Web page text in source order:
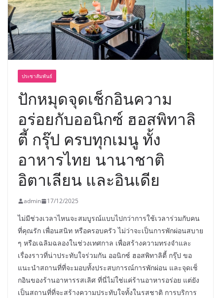
ประชาสัมพันธ์
ปักหมุดจุดเช็กอินความ
อร่อยกับออนิกซ์ ฮอสพิทาลิ
ตี้ กรุ๊ป ครบทุกเมนู ทั้ง
อาหารไทย นานาชาติ
อิตาเลียน และอินเดีย
admin 17/12/2025
ไม่มีช่วงเวลาไหนจะสมบูรณ์แบบไปกว่าการใช้เวลาร่วมกับคน
ที่คุณรัก เพื่อนสนิท หรือครอบครัว ไม่ว่าจะเป็นการพักผ่อนสบาย
ๆ หรือเฉลิมฉลองในช่วงเทศกาล เพื่อสร้างความทรงจำและ
เรื่องราวที่น่าประทับใจร่วมกัน ออนิกซ์ ฮอสพิทาลิตี้ กรุ๊ป ขอ
แนะนำสถานที่ที่จะมอบทั้งประสบการณ์การพักผ่อน และจุดเช็
กอินของร้านอาหารรสเลิศ ที่นี่ไม่ใช่แค่ร้านอาหารอร่อย แต่ยัง
เป็นสถานที่ที่จะสร้างความประทับใจทั้งในรสชาติ การบริการ